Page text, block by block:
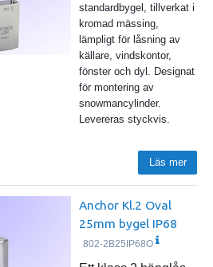
standardbygel, tillverkat i
kromad mässing,
lämpligt för låsning av
källare, vindskontor,
fönster och dyl. Designat
för montering av
snowmancylinder.
Levereras styckvis.
Läs mer
Anchor Kl.2 Oval
25mm bygel IP68
802-2B25IP68O